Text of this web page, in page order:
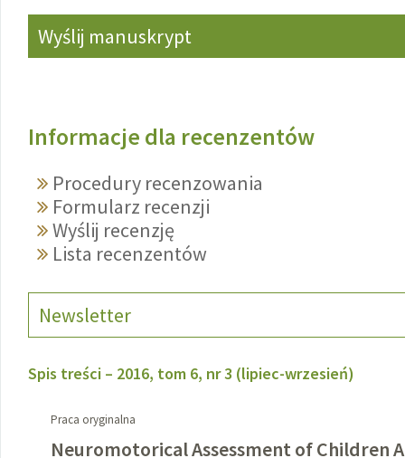
Wyślij manuskrypt
Informacje dla recenzentów
Procedury recenzowania
Formularz recenzji
Wyślij recenzję
Lista recenzentów
Newsletter
Spis treści – 2016, tom 6, nr 3 (lipiec-wrzesień)
Praca oryginalna
Neuromotorical Assessment of Children